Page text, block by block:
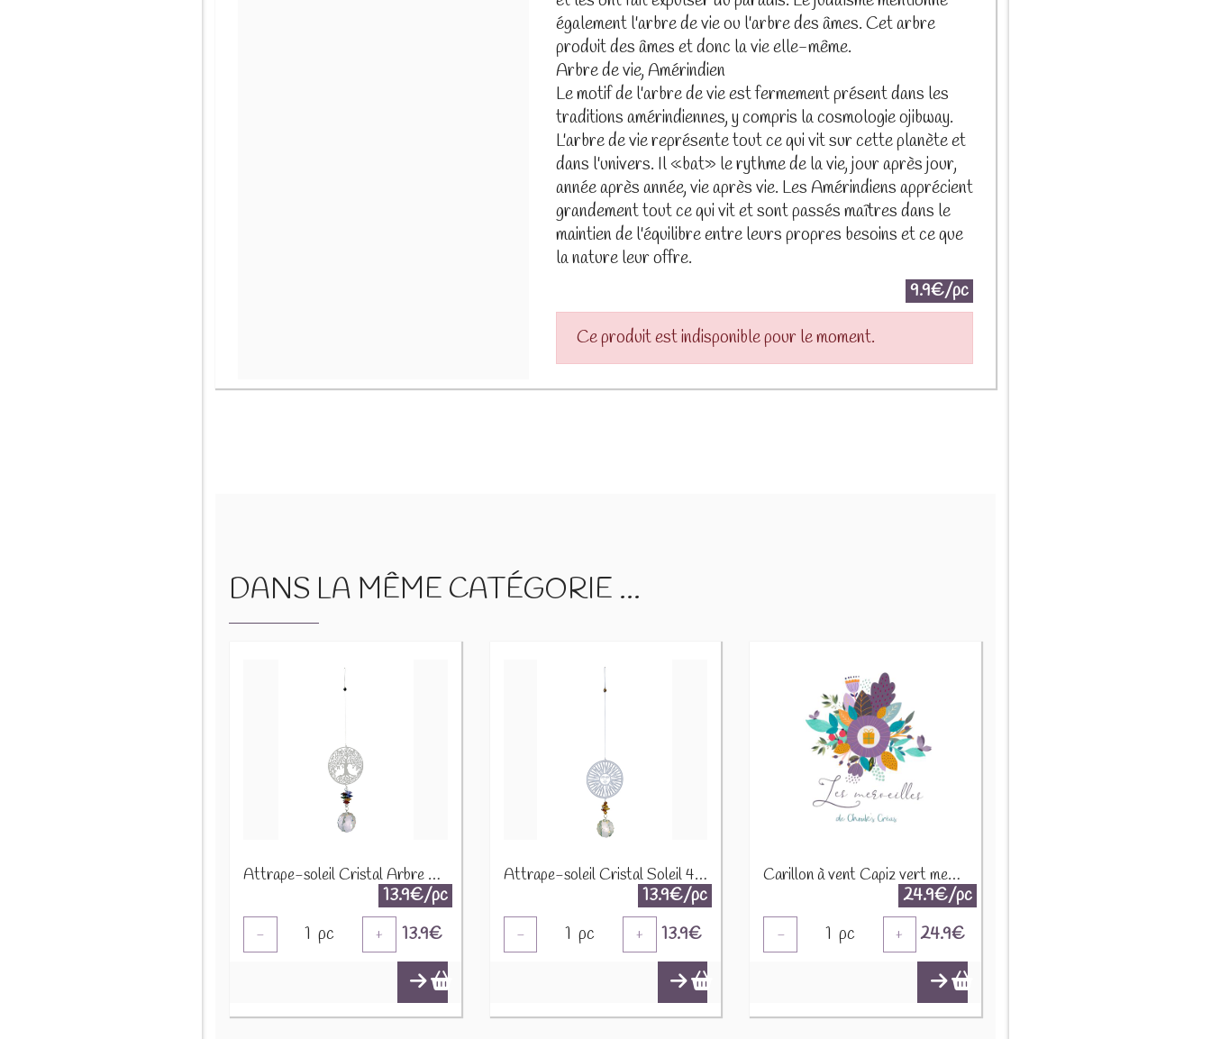
également l'arbre de vie ou l'arbre des âmes. Cet arbre
produit des âmes et donc la vie elle-même.
Arbre de vie, Amérindien
Le motif de l'arbre de vie est fermement présent dans les
traditions amérindiennes, y compris la cosmologie ojibway.
L'arbre de vie représente tout ce qui vit sur cette planète et
dans l'univers. Il «bat» le rythme de la vie, jour après jour,
année après année, vie après vie. Les Amérindiens apprécient
grandement tout ce qui vit et sont passés maîtres dans le
maintien de l'équilibre entre leurs propres besoins et ce que
la nature leur offre.
9.9€/pc
Ce produit est indisponible pour le moment.
DANS LA MÊME CATÉGORIE ...
Attrape-soleil Cristal Arbre de vie 41 cm 74027
13.9€/pc
- 1 pc + 13.9€
Attrape-soleil Cristal Soleil 41 cm 74028
13.9€/pc
- 1 pc + 13.9€
Carillon à vent Capiz vert menthe 01029
24.9€/pc
- 1 pc + 24.9€